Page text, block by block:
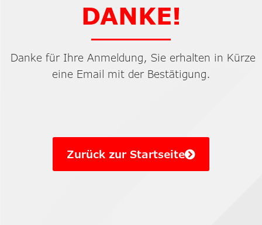
DANKE!
Danke für Ihre Anmeldung, Sie erhalten in Kürze
eine Email mit der Bestätigung.
Zurück zur Startseite